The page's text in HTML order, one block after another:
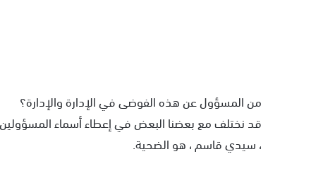
من المسؤول عن هذه الفوضى في الإدارة والإدارة؟
قد نختلف مع بعضنا البعض في إعطاء أسماء
، سيدي قاسم ، هو الضحية.